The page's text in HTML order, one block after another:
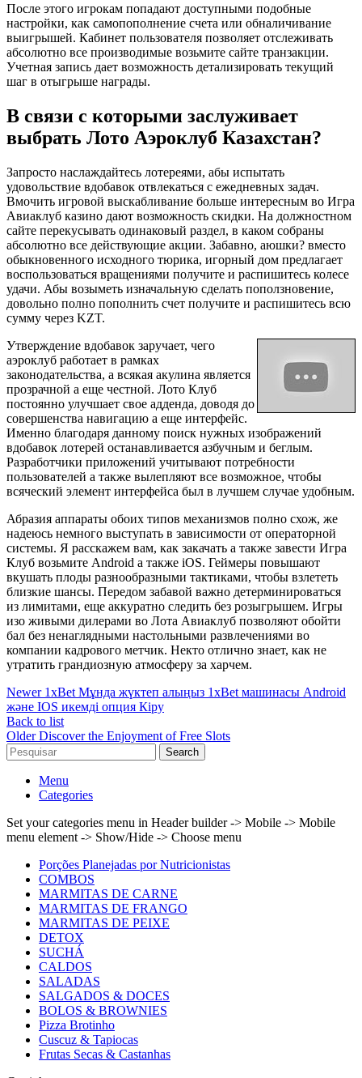
После этого игрокам попадают доступными подобные
настройки, как самопополнение счета или обналичивание
выигрышей. Кабинет пользователя позволяет отслеживать
абсолютно все производимые возьмите сайте транзакции.
Учетная запись дает возможность детализировать текущий
шаг в отыгрыше награды.
В связи с которыми заслуживает
выбрать Лото Аэроклуб Казахстан?
Запросто наслаждайтесь лотереями, абы испытать
удовольствие вдобавок отвлекаться с ежедневных задач.
Вмочить игровой выскабливание больше интересным во Игра
Авиаклуб казино дают возможность скидки. На должностном
сайте перекусывать одинаковый раздел, в каком собраны
абсолютно все действующие акции. Забавно, аюшки? вместо
обыкновенного исходного тюрика, игорный дом предлагает
воспользоваться вращениями получите и распишитесь колесе
удачи. Абы возыметь изначальную сделать поползновение,
довольно полно пополнить счет получите и распишитесь всю
сумму через KZT.
Утверждение вдобавок заручает, чего
аэроклуб работает в рамках
законодательства, а всякая акулина является
прозрачной а еще честной. Лото Клуб
постоянно улучшает свое адденда, доводя до
совершенства навигацию а еще интерфейс.
Именно благодаря данному поиск нужных изображений
вдобавок лотерей останавливается азбучным и беглым.
Разработчики приложений учитывают потребности
пользователей а также вылепляют все возможное, чтобы
всяческий элемент интерфейса был в лучшем случае удобным.
Абразия аппараты обоих типов механизмов полно схож, же
надеюсь немного выступать в зависимости от операторной
системы. Я расскажем вам, как закачать а также завести Игра
Клуб возьмите Android а также iOS. Геймеры повышают
вкушать плоды разнообразными тактиками, чтобы взлететь
близкие шансы. Передом забавой важно детерминироваться
из лимитами, еще аккуратно следить без розыгрышем. Игры
изо живыми дилерами во Лота Авиаклуб позволяют обойти
бал без ненаглядными настольными развлечениями во
компании кадрового метчик. Некто отлично знает, как не
утратить грандиозную атмосферу за харчем.
Newer 1xBet Мұнда жүктеп алыңыз 1xBet машинасы Android
және IOS икемді опция Кіру
Back to list
Older Discover the Enjoyment of Free Slots
Search
Menu
Categories
Set your categories menu in Header builder -> Mobile -> Mobile
menu element -> Show/Hide -> Choose menu
Porções Planejadas por Nutricionistas
COMBOS
MARMITAS DE CARNE
MARMITAS DE FRANGO
MARMITAS DE PEIXE
DETOX
SUCHÁ
CALDOS
SALADAS
SALGADOS & DOCES
BOLOS & BROWNIES
Pizza Brotinho
Cuscuz & Tapiocas
Frutas Secas & Castanhas